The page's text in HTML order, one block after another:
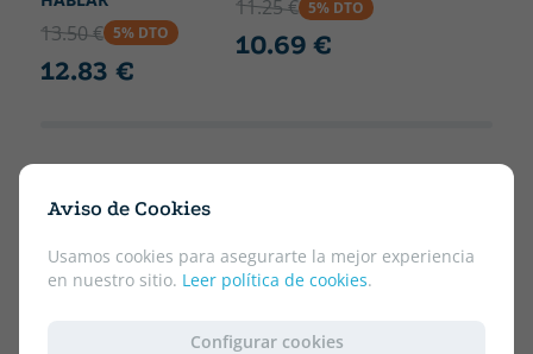
Aviso de Cookies
Usamos cookies para asegurarte la mejor experiencia
en nuestro sitio. Leer política de cookies.
Configurar cookies
13.50 € 5% DTO
12.83 €
11.25 € 5% DTO
10.69 €